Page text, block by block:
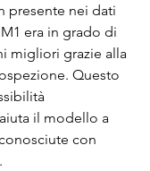
presente nei dati
era in grado di
migliori grazie alla
Questo
il modello a
con